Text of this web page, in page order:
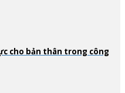
cho bản thân trong công